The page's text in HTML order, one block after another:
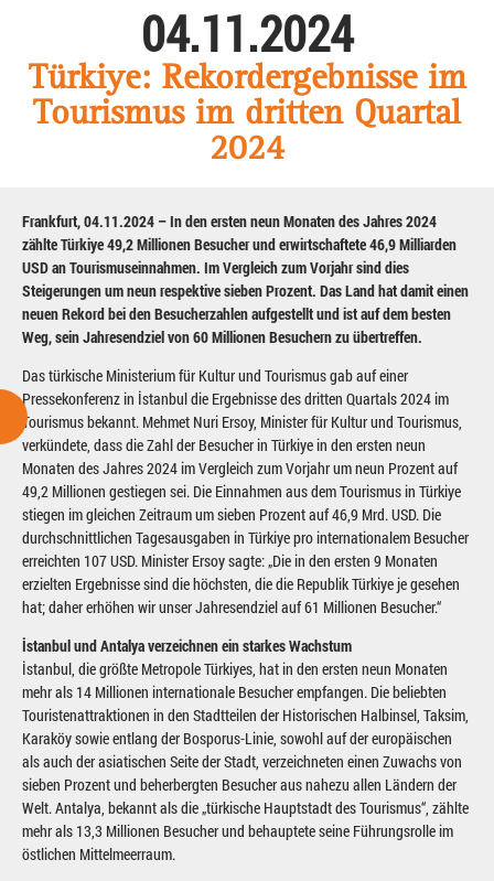
04.11.2024
Türkiye: Rekordergebnisse im
Tourismus im dritten Quartal
2024
Frankfurt, 04.11.2024 – In den ersten neun Monaten des Jahres 2024
zählte Türkiye 49,2 Millionen Besucher und erwirtschaftete 46,9 Milliarden
USD an Tourismuseinnahmen. Im Vergleich zum Vorjahr sind dies
Steigerungen um neun respektive sieben Prozent. Das Land hat damit einen
neuen Rekord bei den Besucherzahlen aufgestellt und ist auf dem besten
Weg, sein Jahresendziel von 60 Millionen Besuchern zu übertreffen.
Das türkische Ministerium für Kultur und Tourismus gab auf einer
Pressekonferenz in İstanbul die Ergebnisse des dritten Quartals 2024 im
Tourismus bekannt. Mehmet Nuri Ersoy, Minister für Kultur und Tourismus,
verkündete, dass die Zahl der Besucher in Türkiye in den ersten neun
Monaten des Jahres 2024 im Vergleich zum Vorjahr um neun Prozent auf
49,2 Millionen gestiegen sei. Die Einnahmen aus dem Tourismus in Türkiye
stiegen im gleichen Zeitraum um sieben Prozent auf 46,9 Mrd. USD. Die
durchschnittlichen Tagesausgaben in Türkiye pro internationalem Besucher
erreichten 107 USD. Minister Ersoy sagte: „Die in den ersten 9 Monaten
erzielten Ergebnisse sind die höchsten, die die Republik Türkiye je gesehen
hat; daher erhöhen wir unser Jahresendziel auf 61 Millionen Besucher.“
İstanbul und Antalya verzeichnen ein starkes Wachstum
İstanbul, die größte Metropole Türkiyes, hat in den ersten neun Monaten
mehr als 14 Millionen internationale Besucher empfangen. Die beliebten
Touristenattraktionen in den Stadtteilen der Historischen Halbinsel, Taksim,
Karaköy sowie entlang der Bosporus-Linie, sowohl auf der europäischen
als auch der asiatischen Seite der Stadt, verzeichneten einen Zuwachs von
sieben Prozent und beherbergten Besucher aus nahezu allen Ländern der
Welt. Antalya, bekannt als die „türkische Hauptstadt des Tourismus“, zählte
mehr als 13,3 Millionen Besucher und behauptete seine Führungsrolle im
östlichen Mittelmeerraum.